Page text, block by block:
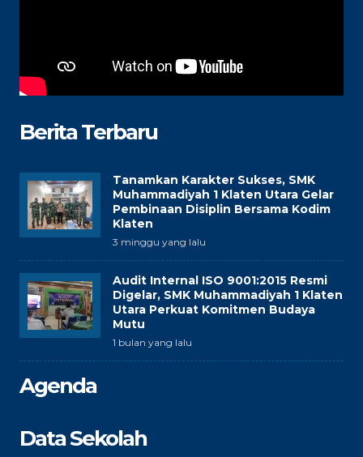
Berita Terbaru
Tanamkan Karakter Sukses, SMK
Muhammadiyah 1 Klaten Utara Gelar
Pembinaan Disiplin Bersama Kodim
Klaten
3 minggu yang lalu
Audit Internal ISO 9001:2015 Resmi
Digelar, SMK Muhammadiyah 1 Klaten
Utara Perkuat Komitmen Budaya
Mutu
1 bulan yang lalu
Agenda
Data Sekolah